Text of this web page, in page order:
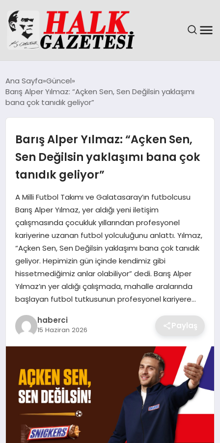
DÜNYA
EKONOMI
MAGAZIN
SAĞLIK
SIYASET
SPOR
TEKNOLOJI
YAŞAM
Ana Sayfa Güncel
Barış Alper Yılmaz: “Açken Sen, Sen Değilsin yaklaşımı
bana çok tanıdık geliyor”
Barış Alper Yılmaz: “Açken Sen,
Sen Değilsin yaklaşımı bana çok
tanıdık geliyor”
A Milli Futbol Takımı ve Galatasaray’ın futbolcusu
Barış Alper Yılmaz, yer aldığı yeni iletişim
çalışmasında çocukluk yıllarından profesyonel
kariyerine uzanan futbol yolculuğunu anlattı. Yılmaz,
“Açken Sen, Sen Değilsin yaklaşımı bana çok tanıdık
geliyor. Hepimizin gün içinde kendimiz gibi
hissetmediğimiz anlar olabiliyor” dedi. Barış Alper
Yılmaz’ın yer aldığı çalışmada, mahalle aralarında
başlayan futbol tutkusunun profesyonel kariyere…
haberci
15 Haziran 2026 Paylaş